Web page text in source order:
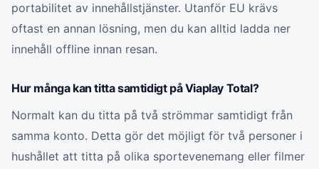
portabilitet av innehållstjänster. Utanför EU krävs
oftast en annan lösning, men du kan alltid ladda ner
innehåll offline innan resan.
Hur många kan titta samtidigt på Viaplay Total?
Normalt kan du titta på två strömmar samtidigt från
samma konto. Detta gör det möjligt för två personer i
hushållet att titta på olika sportevenemang eller filmer